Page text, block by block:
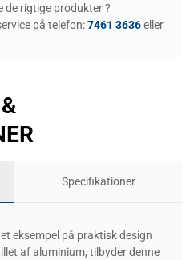
rigtige produkter ?
på telefon:7461 3636eller
Specifikationer
eksempel på praktisk design
af aluminium, tilbyder denne